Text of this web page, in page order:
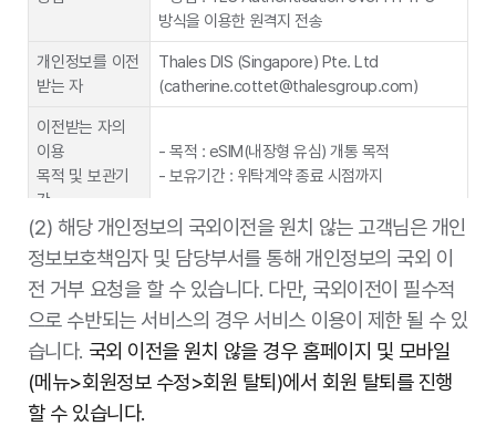
제공정보종류 고객명, 주민등록번호
간
서비스 제공기간
제공받는 자
제공목적
긴급구조(법정사유 해당시), 시외전화 사전선택
(이용자에 한함), 번호이동
제공정보종류 고객명, 생년월일, 전화번호, 주소
보유 및 이용기
간
정보 제공일로부터 서비스 해지일 또는 계약종료
일 중 먼저 도래하는 시점까지
제공받는 자
행정안전부, 한국정보통신진흥협회, 경찰청, 법
무부, 보건복지부, 국가보훈처
제공목적 신분증 진위확인
브이리뷰 등록 및 배송 알림톡 발송을 위한 이름,
전화번호, 주문정보 저장
NICE신용평가
휴대폰(문자+PASS), 공동 인증서, 아이핀인증
본인확인 서비스
(주)한국보안인
증
공동 인증서 본인확인 서비스
(주)BGF네트웍
스
CU편의점 유심 교환 쿠폰 발송 대행
고려신용정보 채권추심, 고객상담
㈜쿠프마케팅
가입 사은품, 경품 지급 대상 고객 확인 및 발송
관리, 경품 제세공과금 납부 대행
폰비
본인 확인을 포함한 상품 및 서비스의 가입 및 개
통 업무
방식을 이용한 원격지 전송
개인정보를 이전
받는 자
Thales DIS (Singapore) Pte. Ltd
(catherine.cottet@thalesgroup.com)
이전받는 자의
이용
목적 및 보관기
간
- 목적 : eSIM(내장형 유심) 개통 목적
- 보유기간 : 위탁계약 종료 시점까지
개인정보의 이전
거부 방법, 절차
및 거부의 효과
국외 이전이 필수적으로 수반되는 서비스입니다.
국외 이전을 원치 않을 경우 홈페이지 및 모바일
(메뉴>회원정보 수정>회원 탈퇴)를 진행하시거
나 고객센터를 통하여 회원탈퇴를 요청하실 수 있
습니다. 다만, 개인정보의 국외 이전을 거부하시
거나 원치 않으시는 경우 서비스 이용이 불가능할
수 있습니다.
(2) 해당 개인정보의 국외이전을 원치 않는 고객님은 개인
정보보호책임자 및 담당부서를 통해 개인정보의 국외 이
전 거부 요청을 할 수 있습니다. 다만, 국외이전이 필수적
으로 수반되는 서비스의 경우 서비스 이용이 제한 될 수 있
습니다. 국외 이전을 원치 않을 경우 홈페이지 및 모바일
(메뉴>회원정보 수정>회원 탈퇴)에서 회원 탈퇴를 진행
할 수 있습니다.